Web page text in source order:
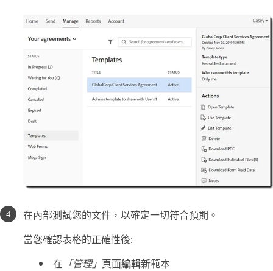
在內部測試您的文件，以確定一切符合預期。
當您確認表格的正確性後:
在 「管理」 頁面編輯新範本